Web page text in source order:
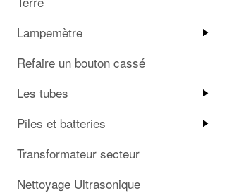
Lampemètre
Refaire un bouton cassé
Les tubes
Piles et batteries
Transformateur secteur
Nettoyage Ultrasonique